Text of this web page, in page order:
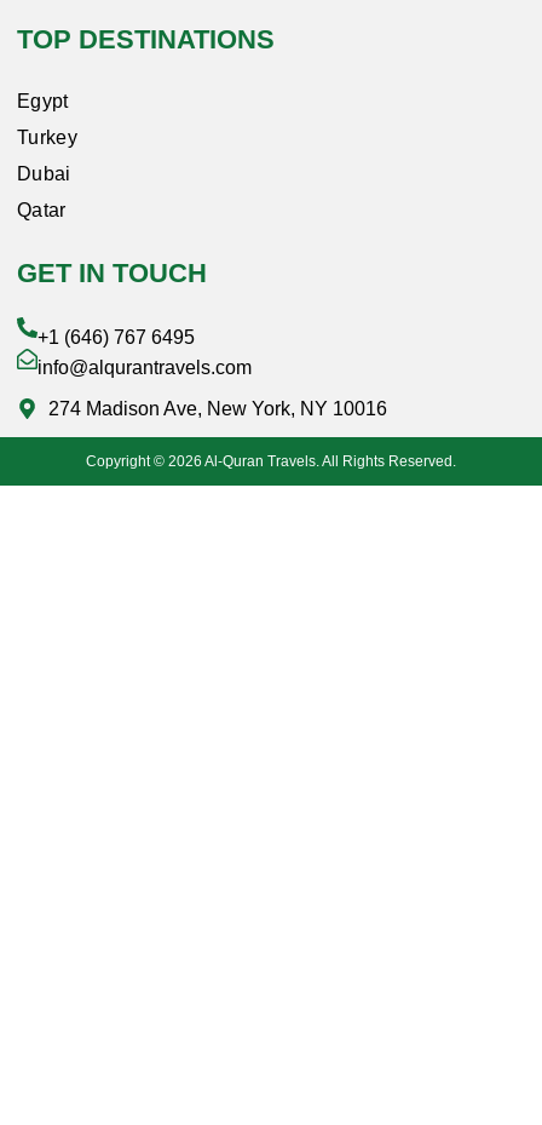
TOP DESTINATIONS
Egypt
Turkey
Dubai
Qatar
GET IN TOUCH
+1 (646) 767 6495
info@alqurantravels.com
274 Madison Ave, New York, NY 10016
Copyright © 2026 Al-Quran Travels. All Rights Reserved.